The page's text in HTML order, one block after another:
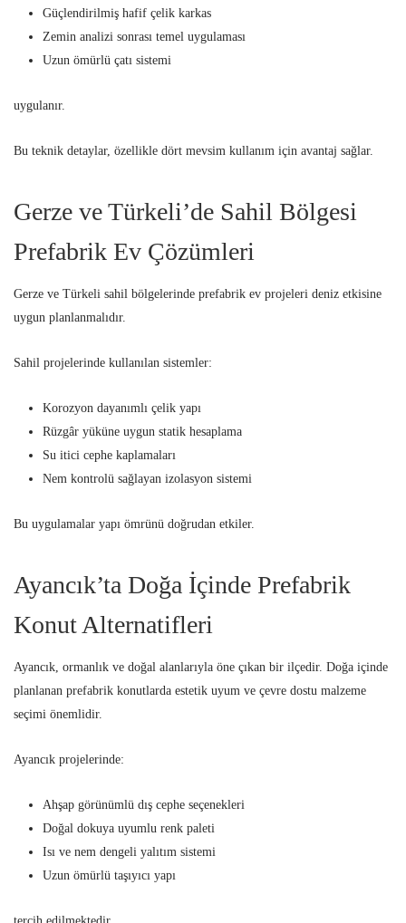
Güçlendirilmiş hafif çelik karkas
Zemin analizi sonrası temel uygulaması
Uzun ömürlü çatı sistemi
uygulanır.
Bu teknik detaylar, özellikle dört mevsim kullanım için avantaj sağlar.
Gerze ve Türkeli’de Sahil Bölgesi
Prefabrik Ev Çözümleri
Gerze ve Türkeli sahil bölgelerinde prefabrik ev projeleri deniz etkisine
uygun planlanmalıdır.
Sahil projelerinde kullanılan sistemler:
Korozyon dayanımlı çelik yapı
Rüzgâr yüküne uygun statik hesaplama
Su itici cephe kaplamaları
Nem kontrolü sağlayan izolasyon sistemi
Bu uygulamalar yapı ömrünü doğrudan etkiler.
Ayancık’ta Doğa İçinde Prefabrik
Konut Alternatifleri
Ayancık, ormanlık ve doğal alanlarıyla öne çıkan bir ilçedir. Doğa içinde
planlanan prefabrik konutlarda estetik uyum ve çevre dostu malzeme
seçimi önemlidir.
Ayancık projelerinde:
Ahşap görünümlü dış cephe seçenekleri
Doğal dokuya uyumlu renk paleti
Isı ve nem dengeli yalıtım sistemi
Uzun ömürlü taşıyıcı yapı